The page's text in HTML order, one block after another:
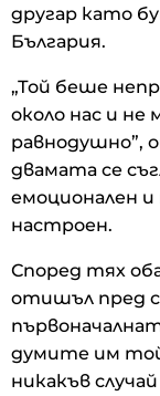
другар като
България.
„Той беше
около нас и
равнодушно”,
двамата се
емоционален и
настроен.
Според тях
отишъл пред
думите им
никакъв